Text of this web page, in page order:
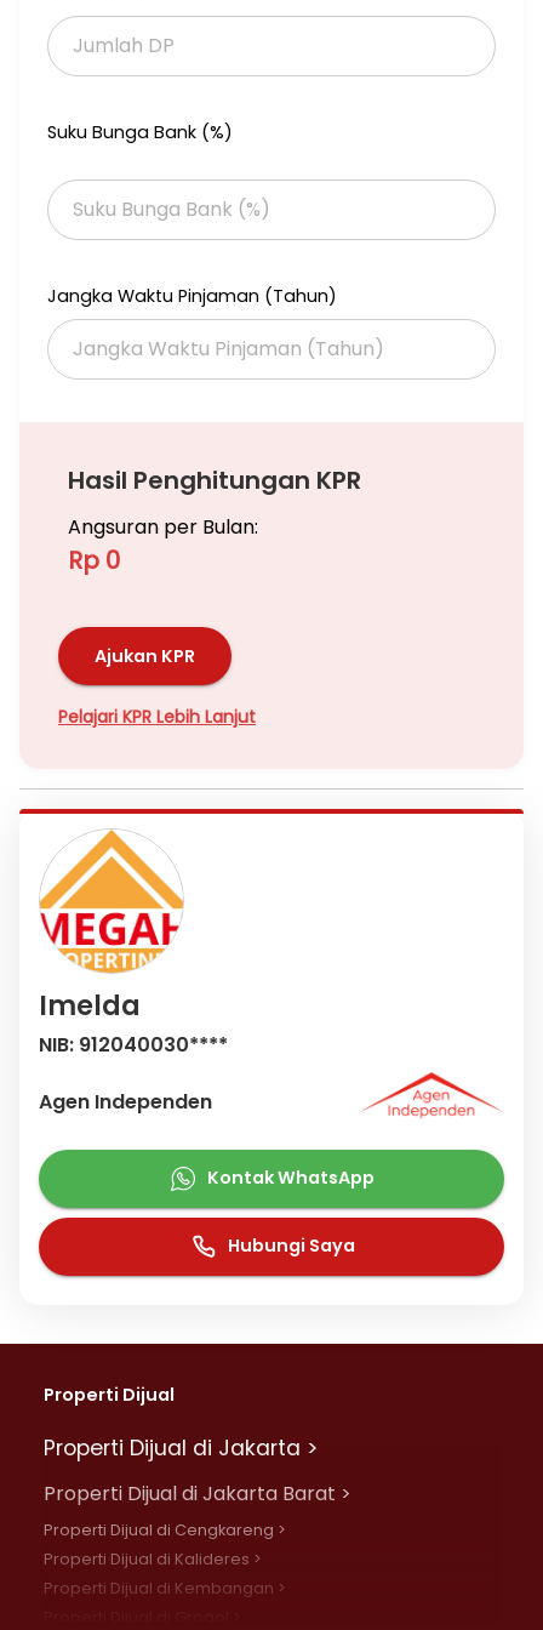
1.488m2, dan 1.825m2
Hubungi:
Suku Bunga Bank (%)
Jangka Waktu Pinjaman (Tahun)
Hasil Penghitungan KPR
Angsuran per Bulan:
Rp 0
Ajukan KPR
Pelajari KPR Lebih Lanjut
Imelda
NIB: 912040030****
Agen Independen
Kontak WhatsApp
Hubungi Saya
Properti Dijual
Properti Dijual di Jakarta >
Properti Dijual di Jakarta Barat >
Properti Dijual di Cengkareng >
Properti Dijual di Kalideres >
Properti Dijual di Kembangan >